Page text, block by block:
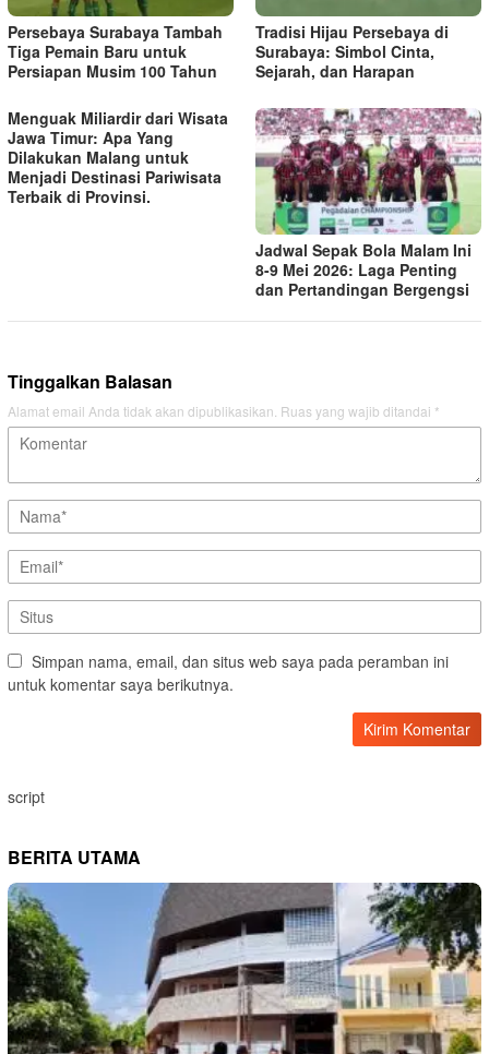
Persebaya Surabaya Tambah
Tiga Pemain Baru untuk
Persiapan Musim 100 Tahun
Tradisi Hijau Persebaya di
Surabaya: Simbol Cinta,
Sejarah, dan Harapan
Menguak Miliardir dari Wisata
Jawa Timur: Apa Yang
Dilakukan Malang untuk
Menjadi Destinasi Pariwisata
Terbaik di Provinsi.
Jadwal Sepak Bola Malam Ini
8-9 Mei 2026: Laga Penting
dan Pertandingan Bergengsi
Tinggalkan Balasan
Alamat email Anda tidak akan dipublikasikan. Ruas yang wajib ditandai *
Simpan nama, email, dan situs web saya pada peramban ini
untuk komentar saya berikutnya.
script
BERITA UTAMA